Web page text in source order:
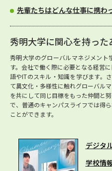
先輩たちはどんな仕事に携わ
秀明大学に関心を持った
秀明大学のグローバルマネジメント
す。会社で働く際に必要となる経営
語やITのスキル・知識を学びます。
て異文化・多様性に触れグローバル
を共にして同じ目標をもった仲間と
で、普通のキャンパスライフでは得
ことができます。
デジタ
学校情